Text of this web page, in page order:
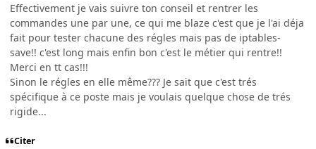
Effectivement je vais suivre ton conseil et rentrer les
commandes une par une, ce qui me blaze c'est que je l'ai déja
fait pour tester chacune des régles mais pas de iptables-
save!! c'est long mais enfin bon c'est le métier qui rentre!!
Merci en tt cas!!!
Sinon le régles en elle même??? Je sait que c'est trés
spécifique à ce poste mais je voulais quelque chose de trés
rigide...
Citer